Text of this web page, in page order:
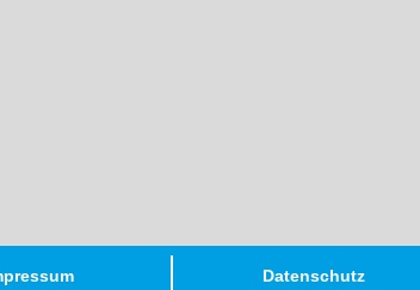
Datenschutz